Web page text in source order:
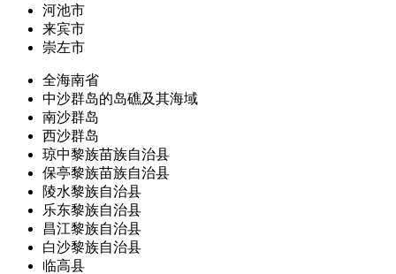
河池市
来宾市
崇左市
全海南省
中沙群岛的岛礁及其海域
南沙群岛
西沙群岛
琼中黎族苗族自治县
保亭黎族苗族自治县
陵水黎族自治县
乐东黎族自治县
昌江黎族自治县
白沙黎族自治县
临高县